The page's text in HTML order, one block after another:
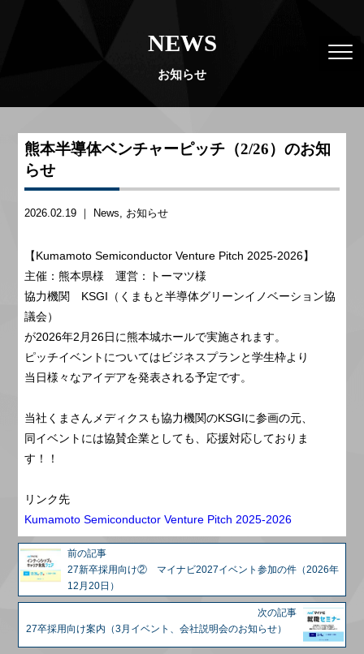
NEWS
お知らせ
熊本半導体ベンチャーピッチ（2/26）のお知
らせ
2026.02.19 ｜ News お知らせ
【Kumamoto Semiconductor Venture Pitch 2025-2026】
主催：熊本県様 運営：トーマツ様
協力機関 KSGI（くまもと半導体グリーンイノベーション協
議会）
が2026年2月26日に熊本城ホールで実施されます。
ピッチイベントについてはビジネスプランと学生枠より
当日様々なアイデアを発表される予定です。
当社くまさんメディクスも協力機関のKSGIに参画の元、
同イベントには協賛企業としても、応援対応しておりま
す！！
リンク先
Kumamoto Semiconductor Venture Pitch 2025-2026
前の記事
27新卒採用向け② マイナビ2027イベント参加の件（2026年
12月20日）
次の記事
27卒採用向け案内（3月イベント、会社説明会のお知らせ）